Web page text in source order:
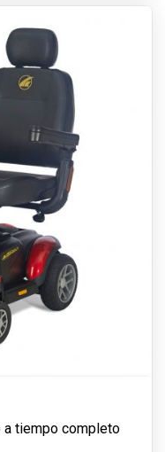
a tiempo completo